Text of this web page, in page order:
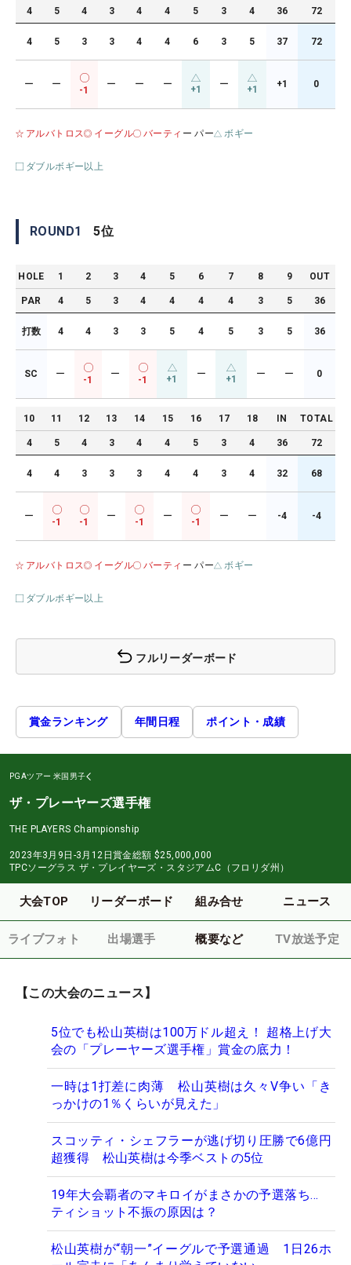
4 5 4 3 4 4 5 3 4 36 72
4 5 3 3 4 4 6 3 5 37 72
ー ー
-1
ー ー ー +1 ー +1 +1 0
アルバトロス イーグル バーティ ー パー ボギー
ダブルボギー以上
ROUND1 5位
HOLE 1 2 3 4 5 6 7 8 9 OUT
PAR 4 5 3 4 4 4 4 3 5 36
打数 4 4 3 3 5 4 5 3 5 36
SC ー
-1
ー
-1 +1 ー +1 ー ー 0
10 11 12 13 14 15 16 17 18 IN TOTAL
4 5 4 3 4 4 5 3 4 36 72
4 4 3 3 3 4 4 3 4 32 68
ー
-1 -1
ー
-1
ー
-1
ー ー -4 -4
アルバトロス イーグル バーティ ー パー ボギー
ダブルボギー以上
フルリーダーボード
賞金ランキング 年間日程 ポイント・成績
PGAツアー 米国男子
ザ・プレーヤーズ選手権
THE PLAYERS Championship
2023年3月9日-3月12日賞金総額 $25,000,000
TPCソーグラス ザ・プレイヤーズ・スタジアムC（フロリダ州）
大会TOP リーダーボード 組み合せ ニュース
ライブフォト 出場選手 概要など TV放送予定
【この大会のニュース】
5位でも松山英樹は100万ドル超え！ 超格上げ大
会の「プレーヤーズ選手権」賞金の底力！
一時は1打差に肉薄 松山英樹は久々V争い「き
っかけの1％くらいが見えた」
スコッティ・シェフラーが逃げ切り圧勝で6億円
超獲得 松山英樹は今季ベストの5位
19年大会覇者のマキロイがまさかの予選落ち…
ティショット不振の原因は？
松山英樹が“朝一”イーグルで予選通過 1日26ホ